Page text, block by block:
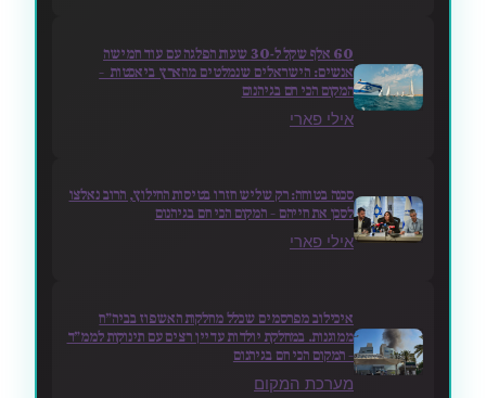
60 אלף שקל ל-30 שעות הפלגה עם עוד חמישה
אנשים: הישראלים שנמלטים מהארץ ביאכטות –
המקום הכי חם בגיהנום
אילי פארי
סכנה בטוחה: רק שליש חזרו בטיסות החילוץ, הרוב נאלצו
לסכן את חייהם – המקום הכי חם בגיהנום
אילי פארי
איכילוב מפרסמים שכלל מחלקות האשפוז בביה״ח
ממוגנות. במחלקת יולדות עדיין רצים עם תינוקות לממ״ד
– המקום הכי חם בגיהנום
מערכת המקום